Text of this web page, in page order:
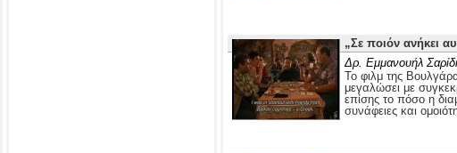
„Σε ποιόν ανήκει
Δρ. Εμμανουήλ
Το φιλμ της
μεγαλώσει με
επίσης το πόσο η
συνάφειες και